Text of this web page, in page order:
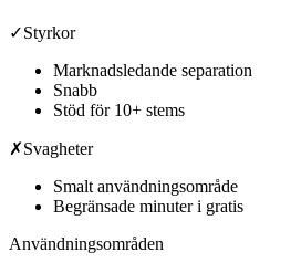
✓Styrkor
Marknadsledande separation
Snabb
Stöd för 10+ stems
✗Svagheter
Smalt användningsområde
Begränsade minuter i gratis
Användningsområden